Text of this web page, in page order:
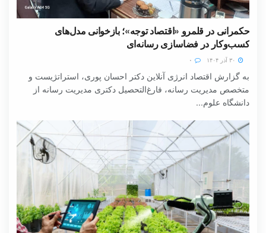
حکمرانی در قلمرو «اقتصاد توجه»؛ بازخوانی مدل‌های
کسب‌وکار در فضاسازی رسانه‌ای
به گزارش اقتصاد انرژی آنلاین دکتر احسان پوری، استراتژیست و
متخصص مدیریت رسانه، فارغ‌التحصیل دکتری مدیریت رسانه از
دانشگاه علوم...